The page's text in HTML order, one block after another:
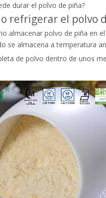
durar el polvo de piña?
refrigerar el polvo
almacenar polvo de piña en
se almacena a temperatura
de polvo dentro de unos